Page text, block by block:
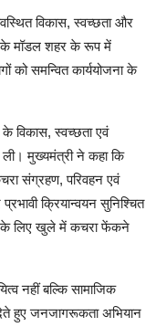
विकास, स्वच्छता और
के मॉडल शहर के रूप में
को समन्वित कार्ययोजना के
विकास, स्वच्छता एवं
ली। मुख्यमंत्री ने कहा कि
संग्रहण, परिवहन एवं
क्रियान्वयन सुनिश्चित
के लिए खुले में कचरा फेंकने
नहीं बल्कि सामाजिक
देते हुए जनजागरूकता अभियान